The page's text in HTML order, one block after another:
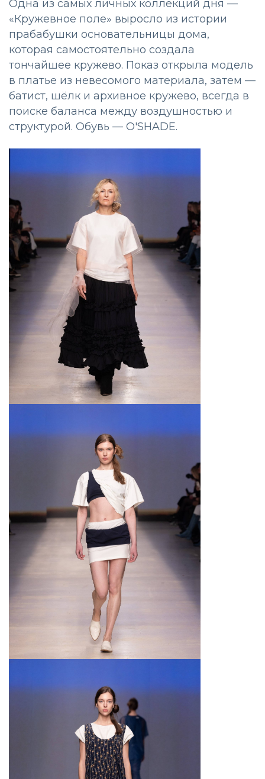
Одна из самых личных коллекций дня —
«Кружевное поле» выросло из истории
прабабушки основательницы дома,
которая самостоятельно создала
тончайшее кружево. Показ открыла модель
в платье из невесомого материала, затем —
батист, шёлк и архивное кружево, всегда в
поиске баланса между воздушностью и
структурой. Обувь — O'SHADE.